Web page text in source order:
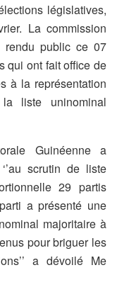
législatives,
La commission
rendu public ce 07
qui ont fait office de
à la représentation
liste uninominal
Guinéenne a
scrutin de liste
29 partis
a présenté une
majoritaire à
pour briguer les
a dévoilé Me